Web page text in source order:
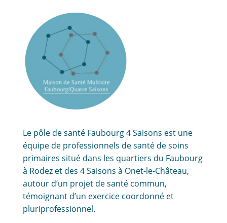
Le pôle de santé Faubourg 4 Saisons est une
équipe de professionnels de santé de soins
primaires situé dans les quartiers du Faubourg
à Rodez et des 4 Saisons à Onet-le-Château,
autour d’un projet de santé commun,
témoignant d’un exercice coordonné et
pluriprofessionnel.